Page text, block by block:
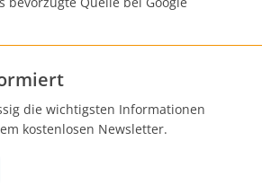
die wichtigsten Informationen
kostenlosen Newsletter.